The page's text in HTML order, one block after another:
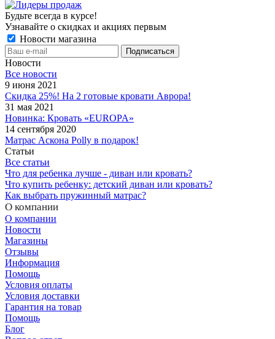
Будьте всегда в курсе!
Узнавайте о скидках и акциях первым
Новости магазина
Новости
Все новости
9 июня 2021
Скидка 25%! На 2 готовые кровати Аврора!
31 мая 2021
Новинка: Кровать «EUROPA»
14 сентября 2020
Матрас Аскона Polly в подарок!
Статьи
Все статьи
Что для ребенка лучше - диван или кровать?
Что купить ребенку: детский диван или кровать?
Как выбрать пружинный матрас?
О компании
О компании
Новости
Магазины
Отзывы
Информация
Помощь
Условия оплаты
Условия доставки
Гарантия на товар
Помощь
Блог